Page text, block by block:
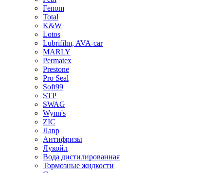
Fenom
Total
K&W
Lotos
Lubrifilm, AVA-car
MARLY
Permatex
Prestone
Pro Seal
Soft99
STP
SWAG
Wynn's
ZIC
Лавр
Антифризы
Лукойл
Вода дистилированная
Тормозные жидкости